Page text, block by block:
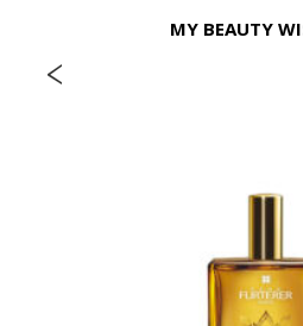
MY BEAUTY